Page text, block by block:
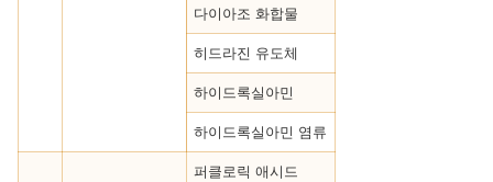
다이아조 화합물
히드라진 유도체
하이드록실아민
하이드록실아민 염류
퍼클로릭 애시드